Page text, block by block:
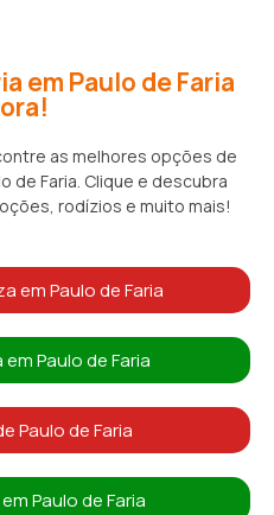
em Paulo de Faria
as melhores opções de
de Faria. Clique e descubra
rodízios e muito mais!
em Paulo de Faria
Paulo de Faria
Paulo de Faria
Paulo de Faria